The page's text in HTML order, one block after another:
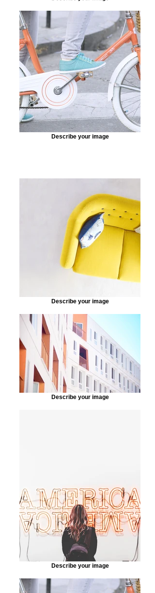
Describe your image
Describe your image
Describe your image
Describe your image